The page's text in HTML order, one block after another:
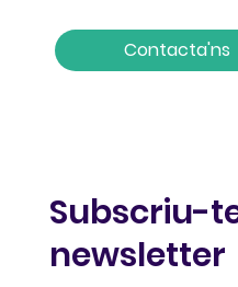
Contacta'ns
Subscriu-
newsletter